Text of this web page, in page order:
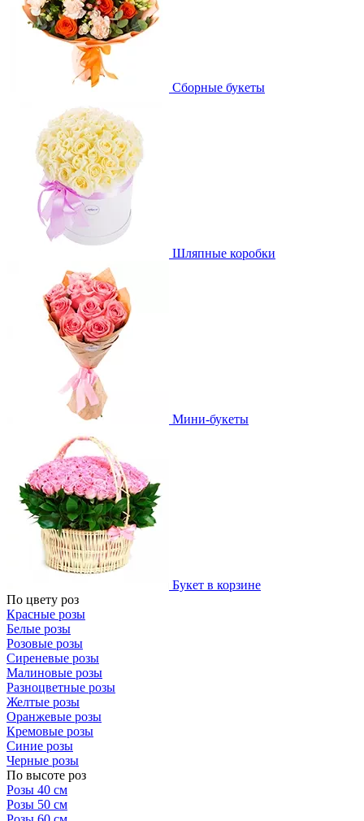
Сборные букеты
Шляпные коробки
Мини-букеты
Букет в корзине
По цвету роз
Красные розы
Белые розы
Розовые розы
Сиреневые розы
Малиновые розы
Разноцветные розы
Желтые розы
Оранжевые розы
Кремовые розы
Синие розы
Черные розы
По высоте роз
Розы 40 см
Розы 50 см